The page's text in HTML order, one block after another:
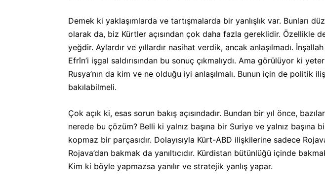
Demek ki yaklaşımlarda ve tartışmalarda bir yanlışlık var. Bunları
olarak da, biz Kürtler açısından çok daha fazla gereklidir. Özellikle
yeğdir. Aylardır ve yıllardır nasihat verdik, ancak anlaşılmadı.
Efrîn’i işgal saldırısından bu sonuç çıkmalıydı. Ama görülüyor ki
Rusya’nın da kim ve ne olduğu iyi anlaşılmalı. Bunun için de
bakılabilmeli.
Çok açık ki, esas sorun bakış açısındadır. Bundan bir yıl önce,
nerede bu çözüm? Belli ki yalnız başına bir Suriye ve yalnız başına
kopmaz bir parçasıdır. Dolayısıyla Kürt-ABD ilişkilerine sadece
Rojava’dan bakmak da yanıltıcıdır. Kürdistan bütünlüğü içinde
Kim ki böyle yapmazsa yanılır ve stratejik yanlış yapar.